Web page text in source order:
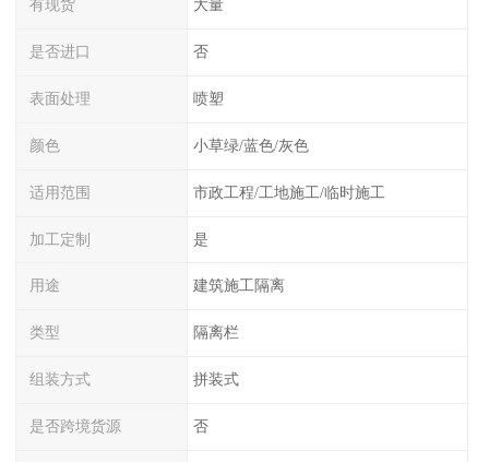
有现货 大量
是否进口 否
表面处理 喷塑
颜色 小草绿/蓝色/灰色
适用范围 市政工程/工地施工/临时施工
加工定制 是
用途 建筑施工隔离
类型 隔离栏
组装方式 拼装式
是否跨境货源 否